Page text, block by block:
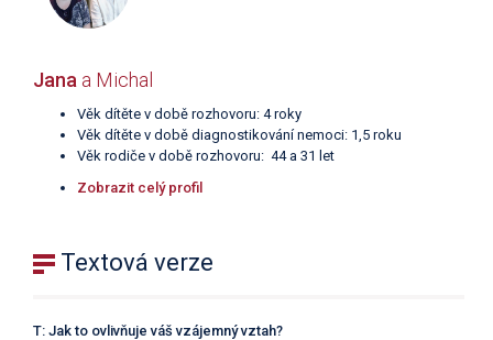
Jana a Michal
Věk dítěte v době rozhovoru: 4 roky
Věk dítěte v době diagnostikování nemoci: 1,5 roku
Věk rodiče v době rozhovoru: 44 a 31 let
Zobrazit celý profil
Textová verze
T: Jak to ovlivňuje váš vzájemný vztah?